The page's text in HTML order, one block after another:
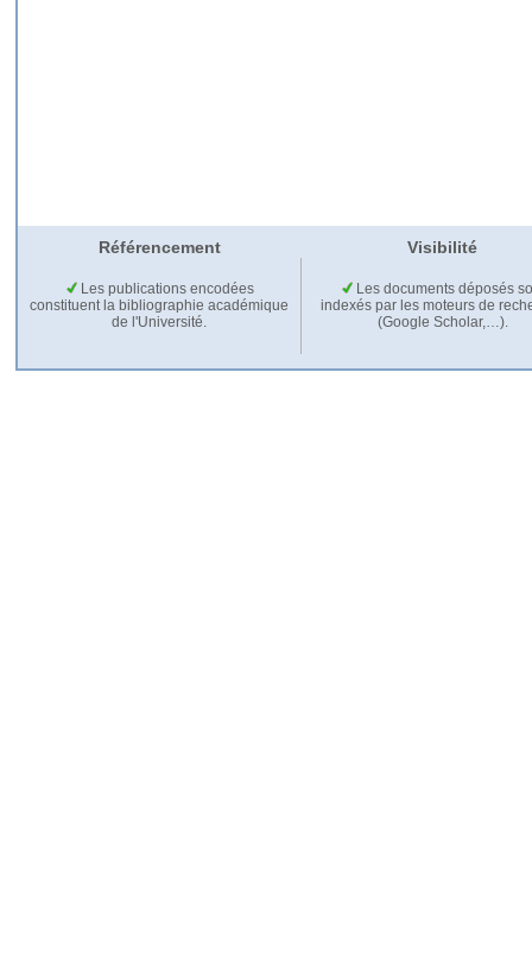
Référencement Visibilité
Les publications encodées
constituent la bibliographie académique
de l'Université.
Les documents déposés
indexés par les moteurs de
(Google Scholar,…).